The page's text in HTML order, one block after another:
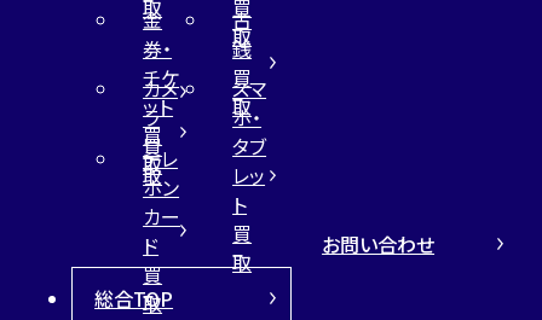
取
買
取
金
券・
チケ
ット
買
取
古
銭
買
取
カメ
ラ
買
取
スマ
ホ・
タブ
レッ
ト
買
取
テレ
ホン
カー
ド
買
取
総合TOP
お問い合わせ